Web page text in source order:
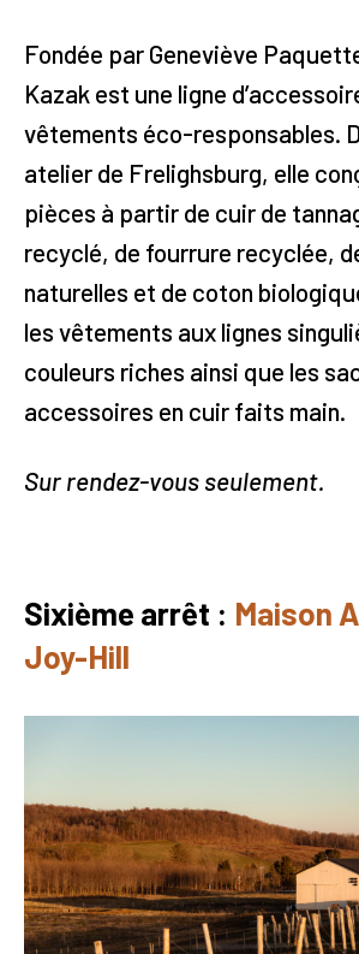
Fondée par Geneviève
Kazak est une ligne
vêtements éco-responsables.
atelier de Frelighsburg, elle
pièces à partir de cuir de
recyclé, de fourrure recyclée,
naturelles et de coton
les vêtements aux lignes
couleurs riches ainsi que les
accessoires en cuir faits main.
Sur rendez-vous seulement.
Sixième arrêt : Maison
Joy-Hill